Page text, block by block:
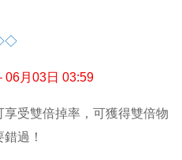
06月03日 03:59
受雙倍掉率，可獲得雙倍物
過！